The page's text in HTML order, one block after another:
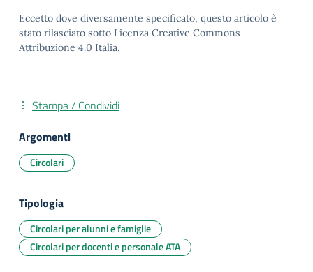
Eccetto dove diversamente specificato, questo articolo è
stato rilasciato sotto Licenza Creative Commons
Attribuzione 4.0 Italia.
Stampa / Condividi
Argomenti
Circolari
Tipologia
Circolari per alunni e famiglie
Circolari per docenti e personale ATA